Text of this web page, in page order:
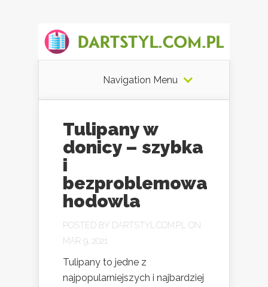
Navigation Menu
Tulipany w
donicy – szybka
i
bezproblemowa
hodowla
POSTED BY DARTSTYL.COM.PL
ON
MAR 9, 2021
Tulipany to jedne z
najpopularniejszych i najbardziej